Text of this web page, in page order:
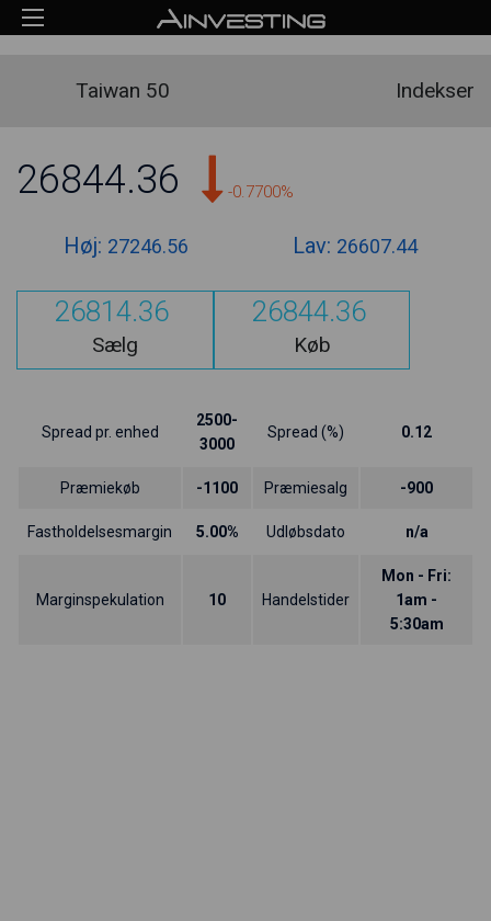
Taiwan 50 Indekser
26844.36 -0.7700%
Høj: 27246.56 Lav: 26607.44
26814.36
Sælg
26844.36
Køb
Spread pr. enhed
2500-
3000
Spread (%) 0.12
Præmiekøb -1100 Præmiesalg -900
Fastholdelsesmargin 5.00% Udløbsdato n/a
Marginspekulation 10 Handelstider
Mon - Fri:
1am -
5:30am